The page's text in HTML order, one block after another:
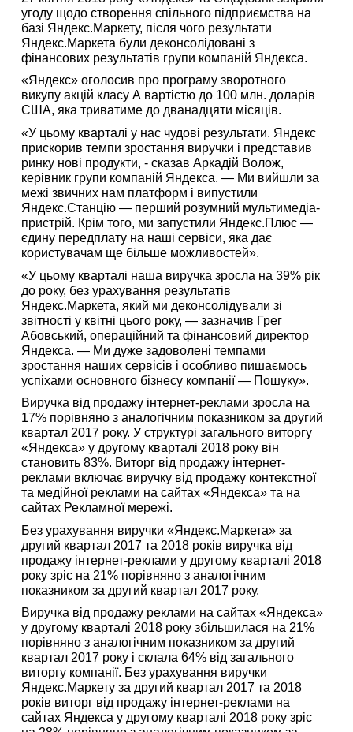
угоду щодо створення спільного підприємства на
базі Яндекс.Маркету, після чого результати
Яндекс.Маркета були деконсолідовані з
фінансових результатів групи компаній Яндекса.
«Яндекс» оголосив про програму зворотного
викупу акцій класу А вартістю до 100 млн. доларів
США, яка триватиме до дванадцяти місяців.
«У цьому кварталі у нас чудові результати. Яндекс
прискорив темпи зростання виручки і представив
ринку нові продукти, - сказав Аркадій Волож,
керівник групи компаній Яндекса. — Ми вийшли за
межі звичних нам платформ і випустили
Яндекс.Станцію — перший розумний мультимедіа-
пристрій. Крім того, ми запустили Яндекс.Плюс —
єдину передплату на наші сервіси, яка дає
користувачам ще більше можливостей».
«У цьому кварталі наша виручка зросла на 39% рік
до року, без урахування результатів
Яндекс.Маркета, який ми деконсолідували зі
звітності у квітні цього року, — зазначив Грег
Абовський, операційний та фінансовий директор
Яндекса. — Ми дуже задоволені темпами
зростання наших сервісів і особливо пишаємось
успіхами основного бізнесу компанії — Пошуку».
Виручка від продажу інтернет-реклами зросла на
17% порівняно з аналогічним показником за другий
квартал 2017 року. У структурі загального виторгу
«Яндекса» у другому кварталі 2018 року він
становить 83%. Виторг від продажу інтернет-
реклами включає виручку від продажу контекстної
та медійної реклами на сайтах «Яндекса» та на
сайтах Рекламної мережі.
Без урахування виручки «Яндекс.Маркета» за
другий квартал 2017 та 2018 років виручка від
продажу інтернет-реклами у другому кварталі 2018
року зріс на 21% порівняно з аналогічним
показником за другий квартал 2017 року.
Виручка від продажу реклами на сайтах «Яндекса»
у другому кварталі 2018 року збільшилася на 21%
порівняно з аналогічним показником за другий
квартал 2017 року і склала 64% від загального
виторгу компанії. Без урахування виручки
Яндекс.Маркету за другий квартал 2017 та 2018
років виторг від продажу інтернет-реклами на
сайтах Яндекса у другому кварталі 2018 року зріс